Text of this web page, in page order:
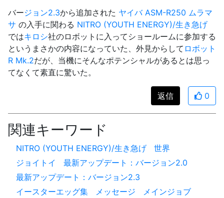
バージョン2.3から追加された ヤイバ ASM-R250 ムラマ
サ の入手に関わる NITRO (YOUTH ENERGY)/生き急げ
ではキロシ社のロボットに入ってショールームに参加する
というまさかの内容になっていた、外見からして ロボット
R Mk.2だが、当機にそんなポテンシャルがあるとは思っ
てなくて素直に驚いた。
返信 0
関連キーワード
NITRO (YOUTH ENERGY)/生き急げ
世界
ジョイトイ
最新アップデート：バージョン2.0
最新アップデート：バージョン2.3
イースターエッグ集
メッセージ メインジョブ